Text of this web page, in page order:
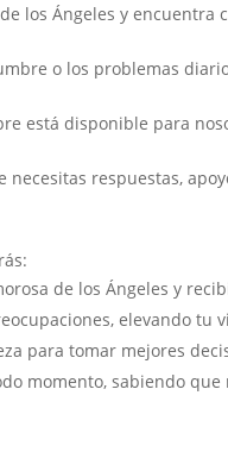
los Ángeles y encuentra
o los problemas
está disponible para
necesitas respuestas,
de los Ángeles y
elevando tu
para tomar mejores
momento, sabiendo que